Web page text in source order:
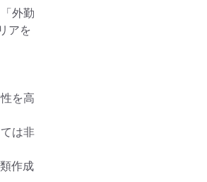
外勤
アを
を高
は非
作成